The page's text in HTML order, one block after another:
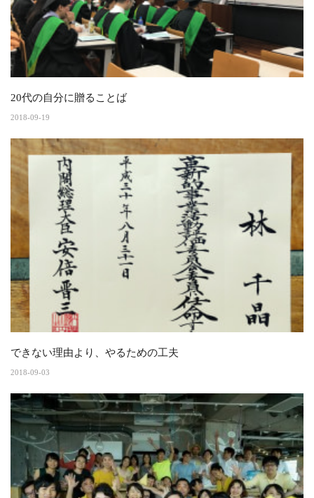
20代の自分に贈ることば
2018-09-19
できない理由より、やるための工夫
2018-09-03